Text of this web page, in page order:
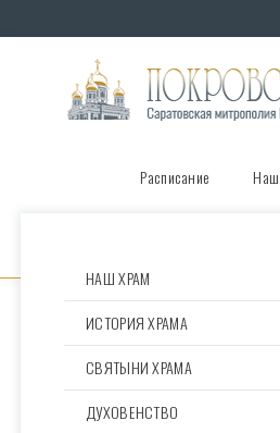
Расписание Наш
НАШ ХРАМ
ИСТОРИЯ ХРАМА
СВЯТЫНИ ХРАМА
ДУХОВЕНСТВО